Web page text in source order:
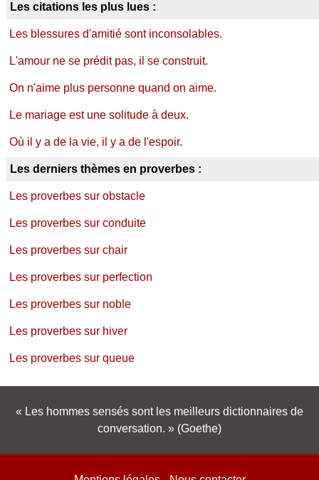
Les citations les plus lues :
Les blessures d'amitié sont inconsolables.
L'amour ne se prédit pas, il se construit.
On n'aime plus personne quand on aime.
Le mariage est une solitude à deux.
Où il y a de la vie, il y a de l'espoir.
Les derniers thèmes en proverbes :
Les proverbes sur obstacle
Les proverbes sur conduite
Les proverbes sur chair
Les proverbes sur perfection
Les proverbes sur noble
Les proverbes sur hiver
Les proverbes sur queue
Les hommes sensés sont les meilleurs dictionnaires de
conversation.
(Goethe)